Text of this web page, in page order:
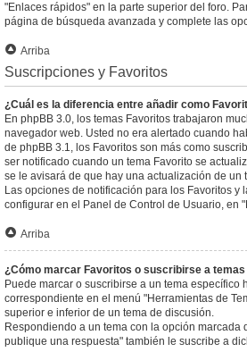
"Enlaces rápidos" en la parte superior del foro.
página de búsqueda avanzada y complete las
Arriba
Suscripciones y Favoritos
¿Cuál es la diferencia entre añadir como
En phpBB 3.0, los temas Favoritos trabajaron
navegador web. Usted no era alertado cuando
de phpBB 3.1, los Favoritos son más como
ser notificado cuando un tema Favorito se
se le avisará de que hay una actualización de un
Las opciones de notificación para los Favoritos y
configurar en el Panel de Control de Usuario, en
Arriba
¿Cómo marcar Favoritos o suscribirse a
Puede marcar o suscribirse a un tema específico
correspondiente en el menú "Herramientas de
superior e inferior de un tema de discusión.
Respondiendo a un tema con la opción marcada
publique una respuesta" también le suscribe a